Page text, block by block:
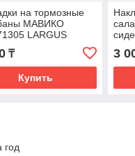
на тормозные
МАВИКО
LARGUS
₸
Купить
3
год